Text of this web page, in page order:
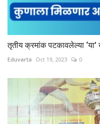
तृतीय क्रमांक पटकावलेल्या ‘या’
Eduvarta Oct 19, 2023 0